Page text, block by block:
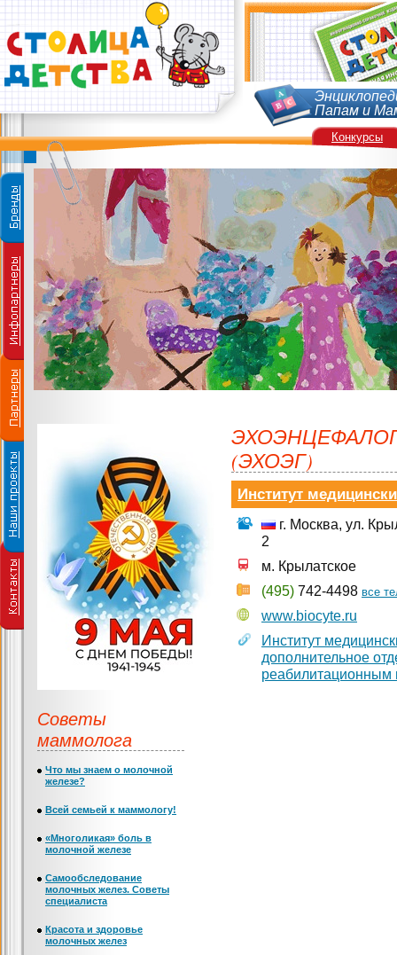
Папам и
(ЭХОЭГ)
Институт
г. Москва, ул.
2
м. Крылатское
(495) 742-4498 все
www.biocyte.ru
Институт
дополнительное
реабилитационным
Советы
маммолога
Что мы знаем о молочной
железе?
Всей семьей к маммологу!
«Многоликая» боль в
молочной железе
Самообследование
молочных желез. Советы
специалиста
Красота и здоровье
молочных желез
Конкурсы